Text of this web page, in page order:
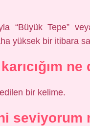
“Büyük Tepe”
yüksek bir itibara
bir kelime.
seviyorum